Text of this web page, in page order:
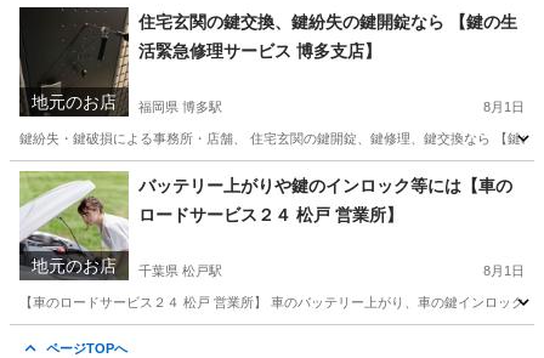
熊本 熊本市 新水前寺駅 その他 バッテリー
地元のお店
住宅玄関の鍵交換、鍵紛失の鍵開錠なら 【鍵の生
活緊急修理サービス 博多支店】
福岡県 博多駅 8月1日
鍵紛失・鍵破損による事務所・店舗、 住宅玄関の鍵開錠、鍵修理、鍵交換なら 【鍵
福岡 福岡市 博多駅 鍵交換 電話番号
地元のお店
バッテリー上がりや鍵のインロック等には【車の
ロードサービス２４ 松戸 営業所】
千葉県 松戸駅 8月1日
【車のロードサービス２４ 松戸 営業所】 車のバッテリー上がり、車の鍵インロック
ページTOPへ